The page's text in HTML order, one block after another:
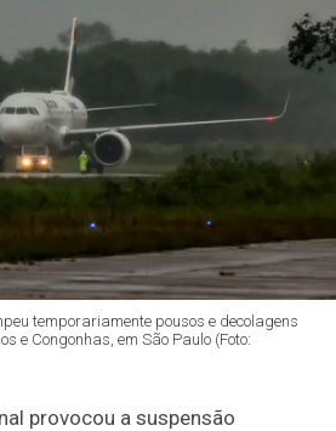
temporariamente pousos e decolagens
e Congonhas, em São Paulo (Foto:
provocou a suspensão